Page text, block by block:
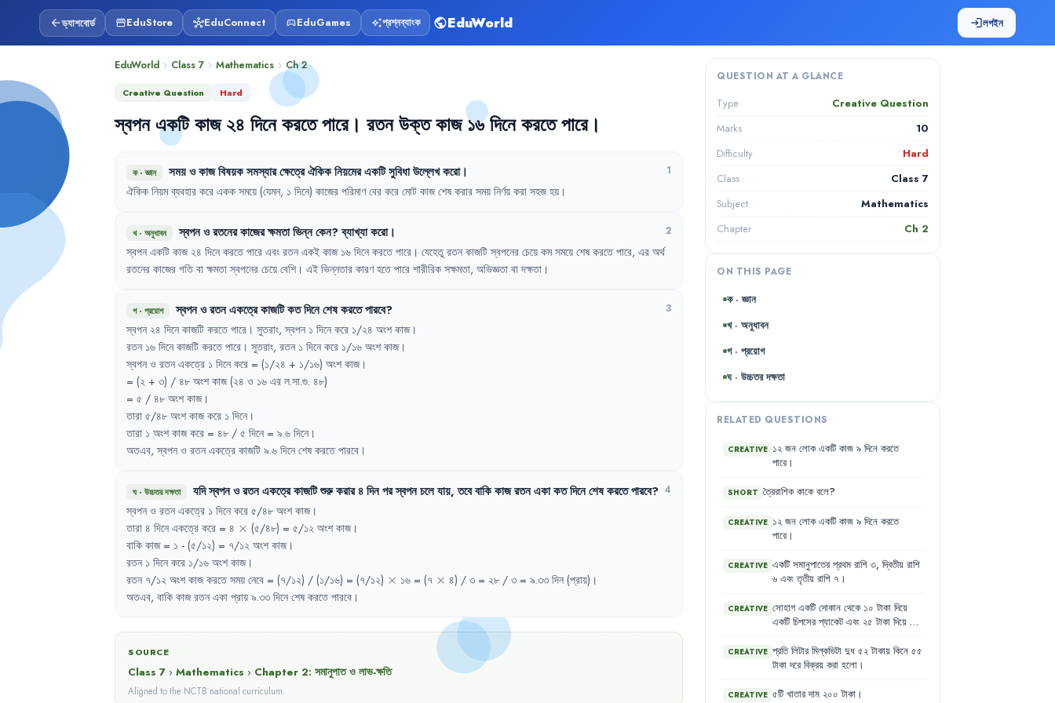
arrow_backড্যাশবোর্ড storefrontEduStore hubEduConnect sports_esportsEduGames auto_awesomeপ্রশ্নব্যাংক publicEduWorld loginলগইন
EduWorld chevron_right Class 7 chevron_right Mathematics chevron_right Ch2
Creative Question Hard
স্বপন একটি কাজ ২৪ দিনে করতে পারে। রতন উক্ত কাজ ১৬ দিনে করতে পারে।
ক·জ্ঞান সময়ওকাজবিষয়কসমস্যারক্ষেত্রেঐকিকনিয়মেরএকটিসুবিধাউল্লেখকরো। 1
ঐকিক নিয়ম ব্যবহার করে একক সময়ে (যেমন, ১ দিনে) কাজের পরিমাণ বের করে মোট কাজ শেষ করার সময় নির্ণয় করা সহজ হয় ।
খ· অনুধাবন স্বপনওরতনেরকাজেরক্ষমতাভিন্নকেন?ব্যাখ্যাকরো। 2
স্বপন একটি কাজ ২৪ দিনে করতে পারে এবং রতন একই কাজ ১৬ দিনে করতে পারে । যেহেতু রতন কাজটি স্বপনের চেয়ে কম সময়ে শেষ করতে পারে, এর অর্থ
রতনের কাজের গতি বা ক্ষমতা স্বপনের চেয়ে বেশি। এই ভিন্নতার কারণ হতে পারে শারীরিক সক্ষমতা, অভিজ্ঞতা বা দক্ষতা ।
গ· প্রয়োগ স্বপনওরতনএকত্রেকাজটিকতদিনেশেষকরতেপারবে? 3
স্বপন ২৪ দিনে কাজটি করতে পারে । সুতরাং, স্বপন ১ দিনে করে ১/২৪ অংশ কাজ।
রতন ১৬ দিনে কাজটি করতে পারে । সুতরাং, রতন ১ দিনে করে ১/১৬ অংশ কাজ।
স্বপন ও রতন একত্রে ১ দিনে করে = (১/২৪ + ১/১৬) অংশ কাজ।
= (২ + ৩) / ৪৮ অংশ কাজ (২৪ ও ১৬ এর ল.সা.গু. ৪৮)
= ৫ / ৪৮ অংশ কাজ।
তারা ৫/৪৮ অংশ কাজ করে ১ দিনে।
তারা ১ অংশ কাজ করে = ৪৮ / ৫ দিনে = ৯.৬ দিনে।
অতএব, স্বপন ও রতন একত্রে কাজটি ৯.৬ দিনে শেষ করতে পারবে ।
ঘ· উচ্চতর দক্ষতা যদিস্বপনওরতনএকত্রেকাজটিশুরুকরার ৪দিনপরস্বপনচলেযায়, তবেবাকিকাজরতনএকাকতদিনেশেষকরতেপারবে? 4
স্বপন ও রতন একত্রে ১ দিনে করে ৫/৪৮ অংশ কাজ।
তারা ৪ দিনে একত্রে করে = ৪ \times
× (৫/৪৮) = ৫/১২ অংশ কাজ।
বাকি কাজ = ১ - (৫/১২) = ৭/১২ অংশ কাজ।
রতন ১ দিনে করে ১/১৬ অংশ কাজ।
রতন ৭/১২ অংশ কাজ করতে সময় নেবে = (৭/১২) / (১/১৬) = (৭/১২) \times
× ১৬ = (৭ \times
× ৪) / ৩ = ২৮ / ৩ = ৯.৩৩ দিন (প্রায়) ।
অতএব, বাকি কাজ রতন একা প্রায় ৯.৩৩ দিনে শেষ করতে পারবে ।
SOURCE
Class 7 › Mathematics › Chapter 2: সমানুপাত ও লাভ-ক্ষতি
Aligned to the NCTB national curriculum.
QUESTION AT A GLANCE
Type Creative Question
Marks 10
Difficulty Hard
Class Class 7
Subject Mathematics
Chapter Ch 2
ON THIS PAGE
ক · জ্ঞান
খ · অনুধাবন
গ · প্রয়োগ
ঘ · উচ্চতর দক্ষতা
RELATED QUESTIONS
CREATIVE ১২ জন লোক একটি কাজ ৯ দিনে করতে
পারে ।
SHORT ত্রৈরাশিক কাকে বলে?
CREATIVE ১২ জন লোক একটি কাজ ৯ দিনে করতে
পারে ।
CREATIVE একটি সমানুপাতের প্রথম রাশি ৩, দ্বিতীয় রাশি
৬ এবং তৃতীয় রাশি ৭ ।
CREATIVE সোহাগ একটি দোকান থেকে ১০ টাকা দিয়ে
একটি চিপসের প্যাকেট এবং ২৫ টাকা দিয়ে ১
শিক্ষার্থীর সংখ্যা ৭০ জন। এদের মধ্যে ছাত্র
৫০ জন এবং ছাত্রী ২০ জন
CREATIVE প্রতি লিটার মিল্কভিটা দুধ ৫২ টাকায় কিনে ৫৫
টাকা দরে বিক্রয় করা হলো ।
CREATIVE ৫টি খাতার দাম ২০০ টাকা ।